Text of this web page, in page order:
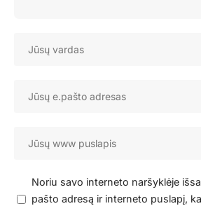
Noriu savo interneto naršyklėje
pašto adresą ir interneto puslapį,